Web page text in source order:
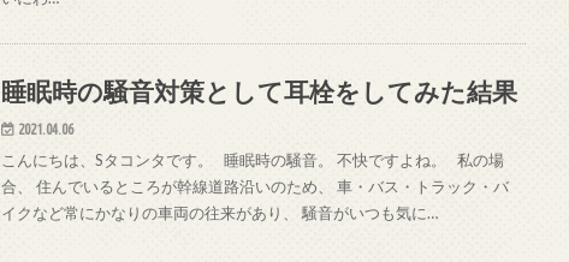
睡眠時の騒音対策として耳栓をしてみた結果
2021.04.06
こんにちは、Sタコンタです。 睡眠時の騒音。 不快ですよね。 私の場
合、 住んでいるところが幹線道路沿いのため、 車・バス・トラック・バ
イクなど常にかなりの車両の往来があり、 騒音がいつも気に…